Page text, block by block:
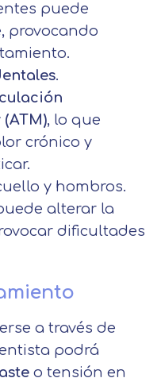
puede
provocando
.
, lo que
crónico y
y hombros.
alterar la
dificultades
a través de
podrá
o tensión en